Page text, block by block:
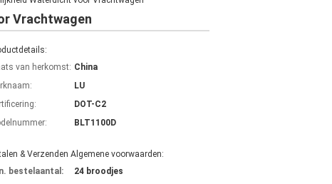
Vrachtwagen
van herkomst: China
LU
DOT-C2
BLT1100D
& Verzenden Algemene voorwaarden:
bestelaantal:
24 broodjes